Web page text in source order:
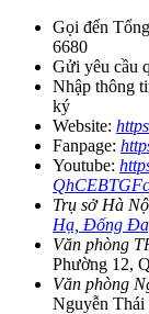
Gọi đến
6680
Gửi yêu cầu
Nhập thông
ký
Website:
Fanpage:
Youtube:
Trụ sở Hà
Hạ, Đống
Văn phòng
Phường 12,
Văn phòng
Nguyễn